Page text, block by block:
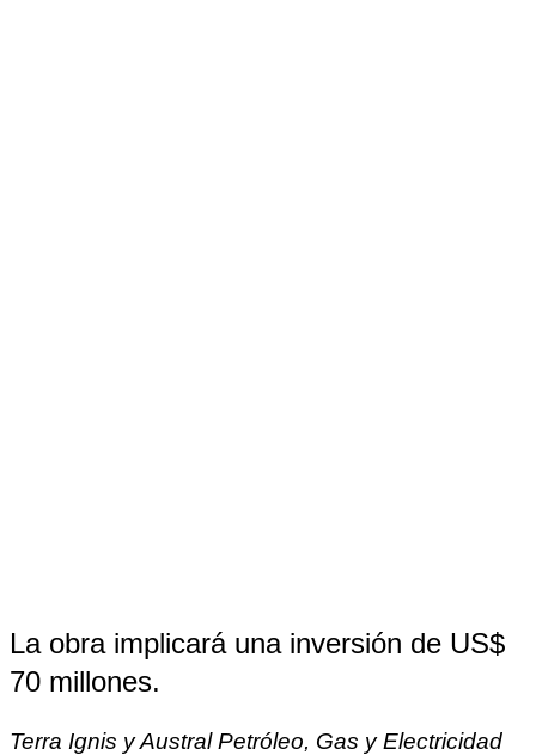
La obra implicará una inversión de US$
70 millones.
Terra Ignis y Austral Petróleo, Gas y Electricidad